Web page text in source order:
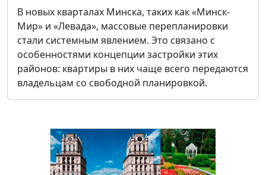
В новых кварталах Минска, таких как «Минск-
Мир» и «Левада», массовые перепланировки
стали системным явлением. Это связано с
особенностями концепции застройки этих
районов: квартиры в них чаще всего передаются
владельцам со свободной планировкой.